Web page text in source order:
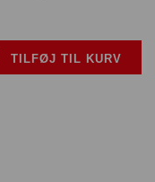
TILFØJ TIL KURV